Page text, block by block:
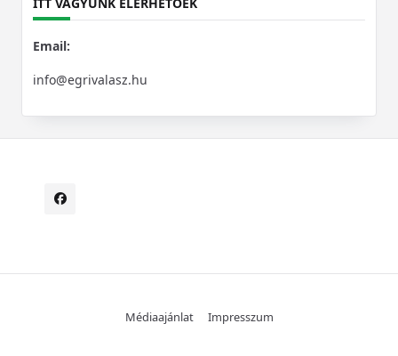
Email:
info@egrivalasz.hu
Médiaajánlat Impresszum